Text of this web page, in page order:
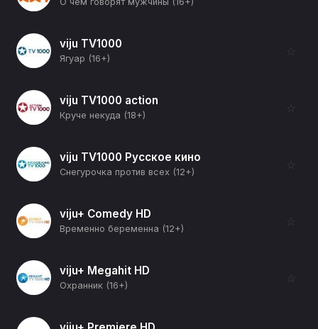
viju TV1000
Ягуар (16+)
☆
viju TV1000 action
Круче некуда (18+)
☆
viju TV1000 Русское кино
Снегурочка против всех (12+)
☆
viju+ Comedy HD
Временно беременна (12+)
☆
viju+ Megahit HD
Охранник (16+)
☆